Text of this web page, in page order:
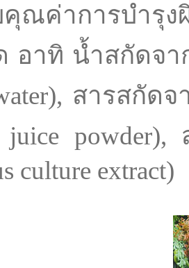
ณค่าการบำรุ
อาทิ น้ำสกัดจา
สารสกัด
juice
culture extract)